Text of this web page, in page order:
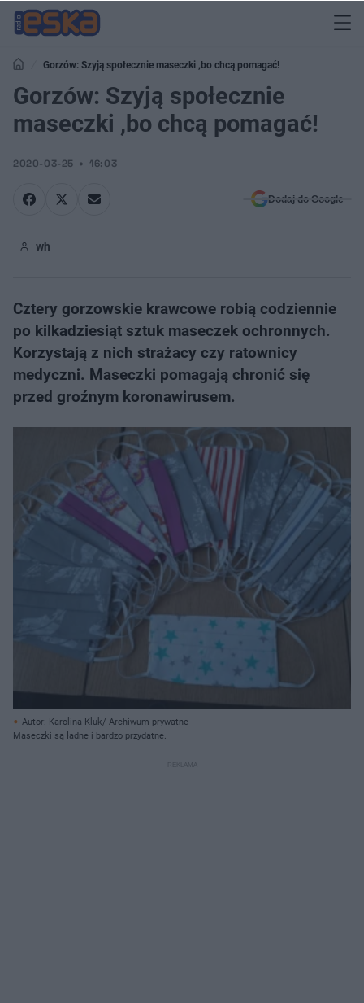
Gorzów: Szyją społecznie maseczki ,bo chcą pomagać!
Gorzów: Szyją społecznie
maseczki ,bo chcą pomagać!
2020-03-25 16:03
Dodaj do Google
wh
Cztery gorzowskie krawcowe robią codziennie
po kilkadziesiąt sztuk maseczek ochronnych.
Korzystają z nich strażacy czy ratownicy
medyczni. Maseczki pomagają chronić się
przed groźnym koronawirusem.
Autor: Karolina Kluk/ Archiwum prywatne
Maseczki są ładne i bardzo przydatne.